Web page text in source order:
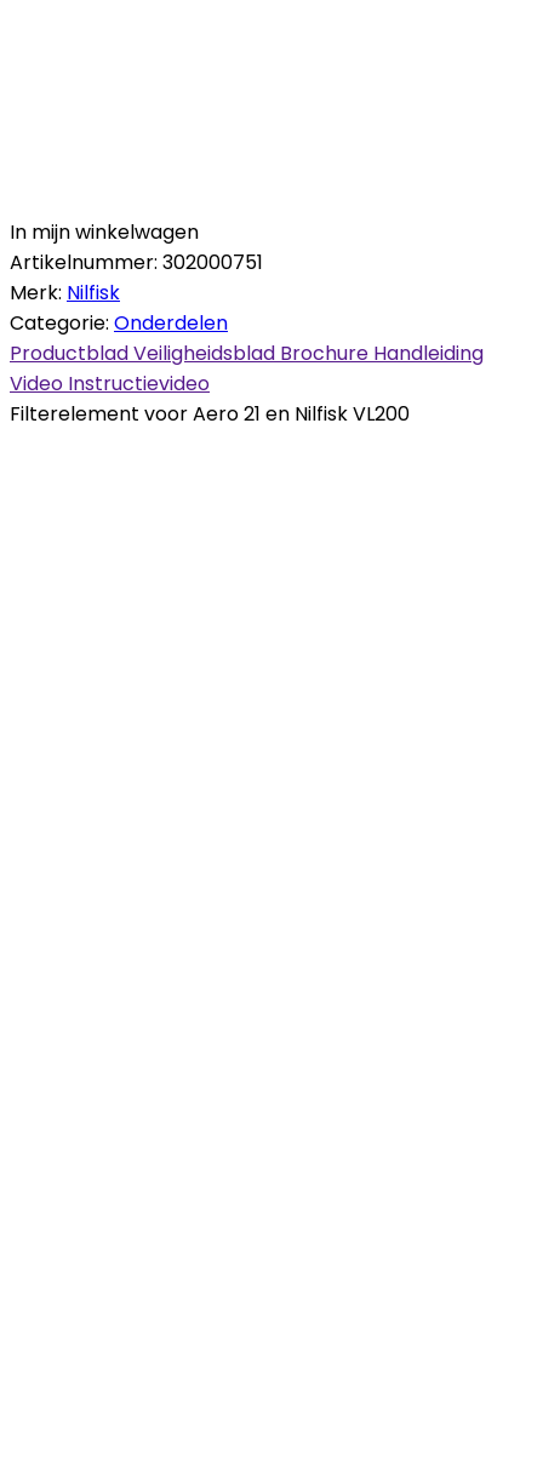
In mijn winkelwagen
Artikelnummer: 302000751
Merk: Nilfisk
Categorie: Onderdelen
ProductbladVeiligheidsblad Brochure Handleiding
Video Instructievideo
Filterelement voor Aero 21 en Nilfisk VL200